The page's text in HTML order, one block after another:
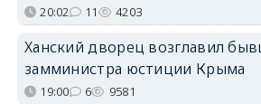
20:02 11 4203
Ханский дворец возглавил
замминистра юстиции Крыма
19:00 6 9581